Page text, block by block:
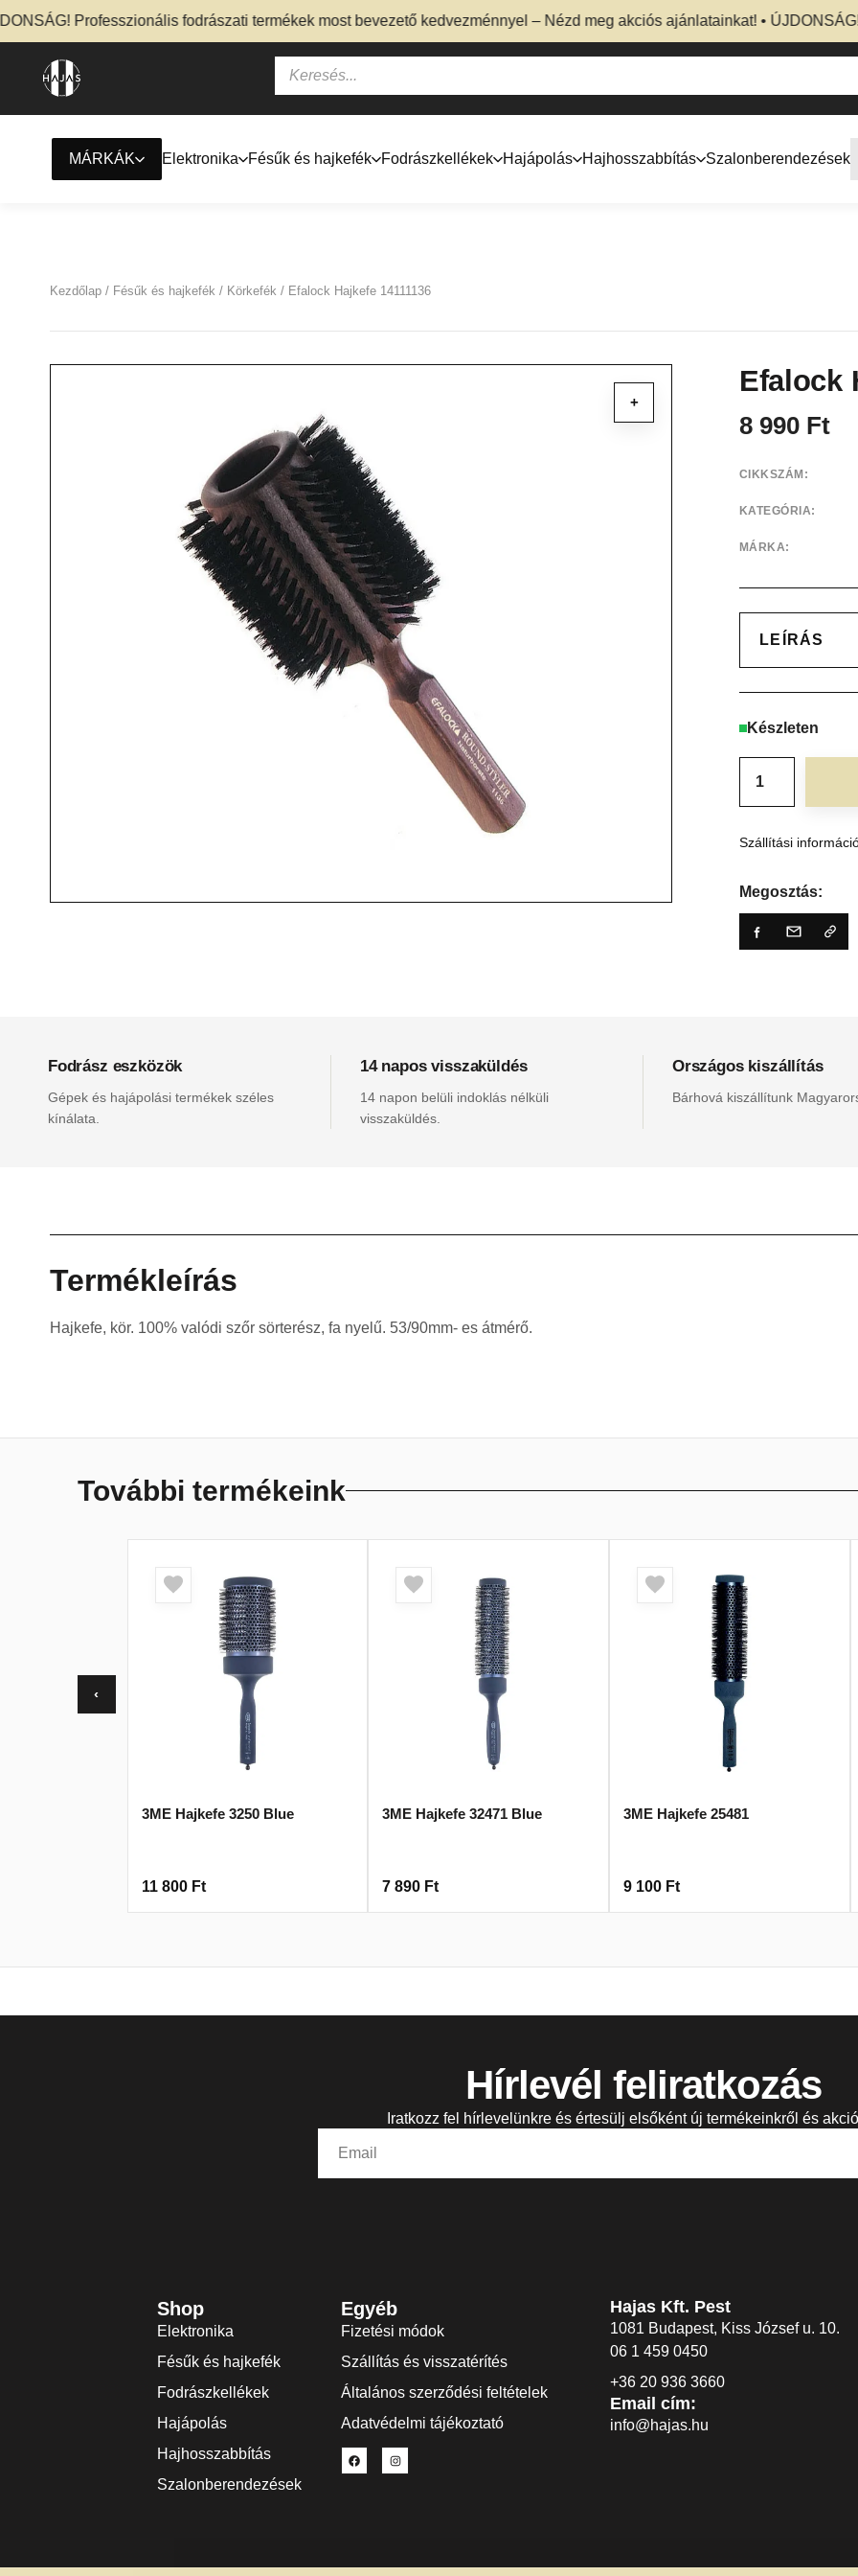
Professzionális fodrászati termékek most bevezető kedvezménnyel – Nézd meg akciós ajánlatainkat! • ÚJDONSÁG!
MÁRKÁK Elektronika Fésűk és hajkefék Fodrászkellékek Hajápolás Hajhosszabbítás Szalonberendezések
Kezdőlap / Fésűk és hajkefék / Körkefék / Efalock Hajkefe 14111136
+
Efalock
8 990 Ft
CIKKSZÁM:
KATEGÓRIA:
MÁRKA:
LEÍRÁS
Készleten
Szállítási
Megosztás:
Fodrász eszközök
Gépek és hajápolási termékek széles
kínálata.
14 napos visszaküldés
14 napon belüli indoklás nélküli
visszaküldés.
Országos kiszállítás
Bárhová kiszállítunk
Termékleírás
Hajkefe, kör. 100% valódi szőr sörterész, fa nyelű. 53/90mm- es átmérő.
További termékeink
‹
3ME Hajkefe 3250 Blue
11 800 Ft
3ME Hajkefe 32471 Blue
7 890 Ft
3ME Hajkefe 25481
9 100 Ft
Hírlevél feliratkozás
Iratkozz fel hírlevelünkre és értesülj elsőként új termékeinkről és
Shop
Elektronika
Fésűk és hajkefék
Fodrászkellékek
Hajápolás
Hajhosszabbítás
Szalonberendezések
Egyéb
Fizetési módok
Szállítás és visszatérítés
Általános szerződési feltételek
Adatvédelmi tájékoztató
Hajas Kft. Pest
1081 Budapest, Kiss József u. 10.
06 1 459 0450
+36 20 936 3660
Email cím:
info@hajas.hu